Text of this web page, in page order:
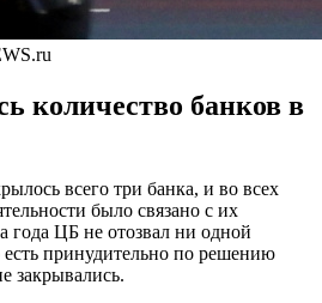
количество банков в
всего три банка, и во всех
было связано с их
года ЦБ не отозвал ни одной
есть принудительно по решению
закрывались.